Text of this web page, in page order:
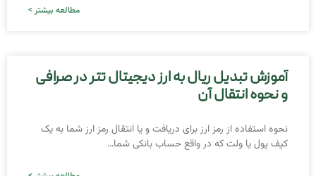
مطالعه بیشتر >
آموزش تبدیل ریال به ارز دیجیتال تتر در صرافی
و نحوه انتقال آن
نحوه استفاده از رمز ارز برای دریافت و یا انتقال رمز ارز شما به یک
کیف پول یا ولت که در واقع حساب بانکی شما…